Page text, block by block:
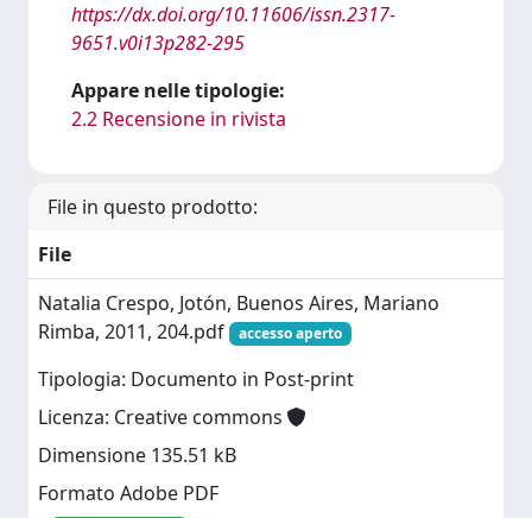
https://dx.doi.org/10.11606/issn.2317-
9651.v0i13p282-295
Appare nelle tipologie:
2.2 Recensione in rivista
File in questo prodotto:
File
Natalia Crespo, Jotón, Buenos Aires, Mariano
Rimba, 2011, 204.pdf
accesso aperto
Tipologia: Documento in Post-print
Licenza: Creative commons
Dimensione 135.51 kB
Formato Adobe PDF